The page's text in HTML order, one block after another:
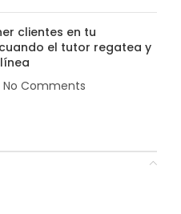
clientes en tu
el tutor regatea y
No Comments